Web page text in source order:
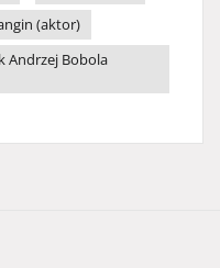
(aktor)
Andrzej Bobola